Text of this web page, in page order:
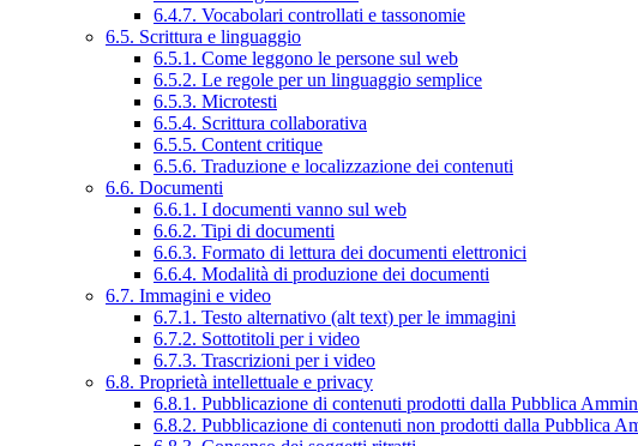
6.4.7. Vocabolari controllati e tassonomie
6.5. Scrittura e linguaggio
6.5.1. Come leggono le persone sul web
6.5.2. Le regole per un linguaggio semplice
6.5.3. Microtesti
6.5.4. Scrittura collaborativa
6.5.5. Content critique
6.5.6. Traduzione e localizzazione dei contenuti
6.6. Documenti
6.6.1. I documenti vanno sul web
6.6.2. Tipi di documenti
6.6.3. Formato di lettura dei documenti elettronici
6.6.4. Modalità di produzione dei documenti
6.7. Immagini e video
6.7.1. Testo alternativo (alt text) per le immagini
6.7.2. Sottotitoli per i video
6.7.3. Trascrizioni per i video
6.8. Proprietà intellettuale e privacy
6.8.1. Pubblicazione di contenuti prodotti dalla Pubblica
6.8.2. Pubblicazione di contenuti non prodotti dalla Pubblica